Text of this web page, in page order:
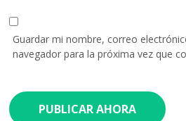
Guardar mi nombre, correo
navegador para la próxima vez que